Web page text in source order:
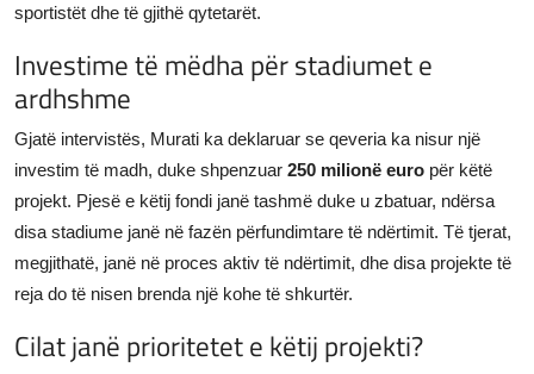
sportistët dhe të gjithë qytetarët.
Investime të mëdha për stadiumet e
ardhshme
Gjatë intervistës, Murati ka deklaruar se qeveria ka nisur një
investim të madh, duke shpenzuar 250 milionë euro për këtë
projekt. Pjesë e këtij fondi janë tashmë duke u zbatuar, ndërsa
disa stadiume janë në fazën përfundimtare të ndërtimit. Të tjerat,
megjithatë, janë në proces aktiv të ndërtimit, dhe disa projekte të
reja do të nisen brenda një kohe të shkurtër.
Cilat janë prioritetet e këtij projekti?